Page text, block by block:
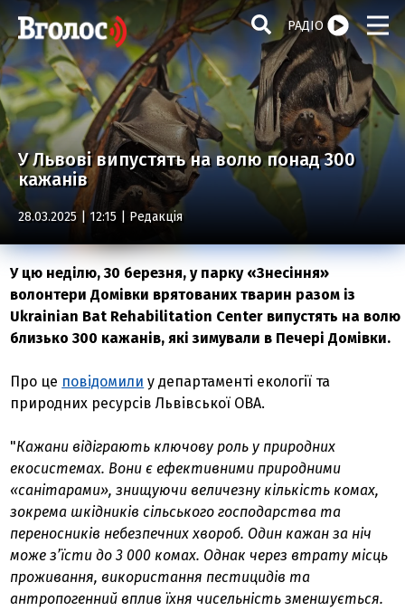
РАДІО
У Львові випустять на волю понад 300
кажанів
28.03.2025 | 12:15 | Редакція
У цю неділю, 30 березня, у парку «Знесіння»
волонтери Домівки врятованих тварин разом із
Ukrainian Bat Rehabilitation Center випустять на волю
близько 300 кажанів, які зимували в Печері Домівки.
Про це повідомили у департаменті екології та
природних ресурсів Львівської ОВА.
"Кажани відіграють ключову роль у природних
екосистемах. Вони є ефективними природними
«санітарами», знищуючи величезну кількість комах,
зокрема шкідників сільського господарства та
переносників небезпечних хвороб. Один кажан за ніч
може з’їсти до 3 000 комах. Однак через втрату місць
проживання, використання пестицидів та
антропогенний вплив їхня чисельність зменшується.